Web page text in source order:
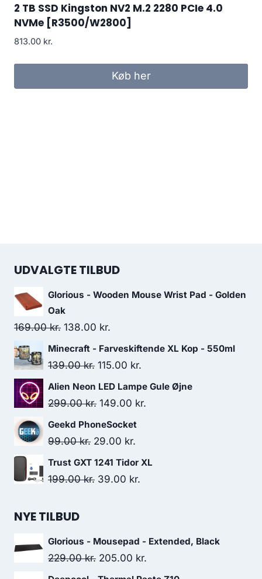
2 TB SSD Kingston NV2 M.2 2280 PCIe 4.0
NVMe [R3500/W2800]
813.00 kr.
Køb her
UDVALGTE TILBUD
Glorious - Wooden Mouse Wrist Pad - Golden
Oak
169.00kr. Original
price
was:
138.00 kr.
price
is:
Minecraft - Farveskiftende XL Kop - 550ml
139.00kr. Original
price
was:
115.00 kr.
price
is:
Alien Neon LED Lampe Gule Øjne
299.00kr. Original
price
was:
149.00 kr.
Geekd PhoneSocket
99.00kr. Original
price
was:
29.00 kr.
price
is:
Trust GXT 1241 Tidor XL
199.00kr. Original
39.00 kr.
NYE TILBUD
Glorious - Mousepad - Extended, Black
229.00kr. Original
price
205.00 kr.
price